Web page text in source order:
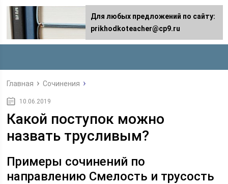
Главная Сочинения
10.06.2019
Какой поступок можно
назвать трусливым?
Примеры сочинений по
направлению Смелость и трусость
Для любых предложений по сайту:
prikhodkoteacher@cp9.ru